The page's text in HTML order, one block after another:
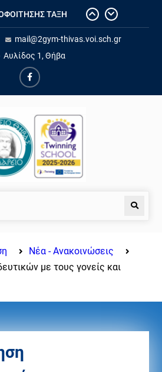
εσωτερικής
εκπαιδευτικού
25-26
σχ. έτος 25-
through STEAM and
την «Ηλεκτρονική
ανανέωσης
το σχολικό έτος
mail@2gym-thivas.voi.sch.gr
Αυλίδος 1, Θήβα
Νέα - Ανακοινώσεις
με τους γονείς και